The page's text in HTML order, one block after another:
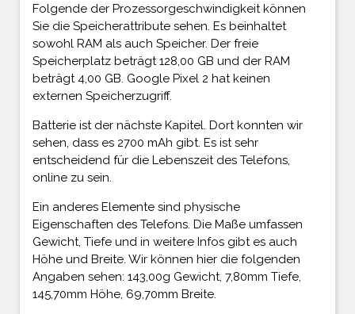
Folgende der Prozessorgeschwindigkeit können
Sie die Speicherattribute sehen. Es beinhaltet
sowohl RAM als auch Speicher. Der freie
Speicherplatz beträgt 128,00 GB und der RAM
beträgt 4,00 GB. Google Pixel 2 hat keinen
externen Speicherzugriff.
Batterie ist der nächste Kapitel. Dort konnten wir
sehen, dass es 2700 mAh gibt. Es ist sehr
entscheidend für die Lebenszeit des Telefons,
online zu sein.
Ein anderes Elemente sind physische
Eigenschaften des Telefons. Die Maße umfassen
Gewicht, Tiefe und in weitere Infos gibt es auch
Höhe und Breite. Wir können hier die folgenden
Angaben sehen: 143,00g Gewicht, 7,80mm Tiefe,
145,70mm Höhe, 69,70mm Breite.